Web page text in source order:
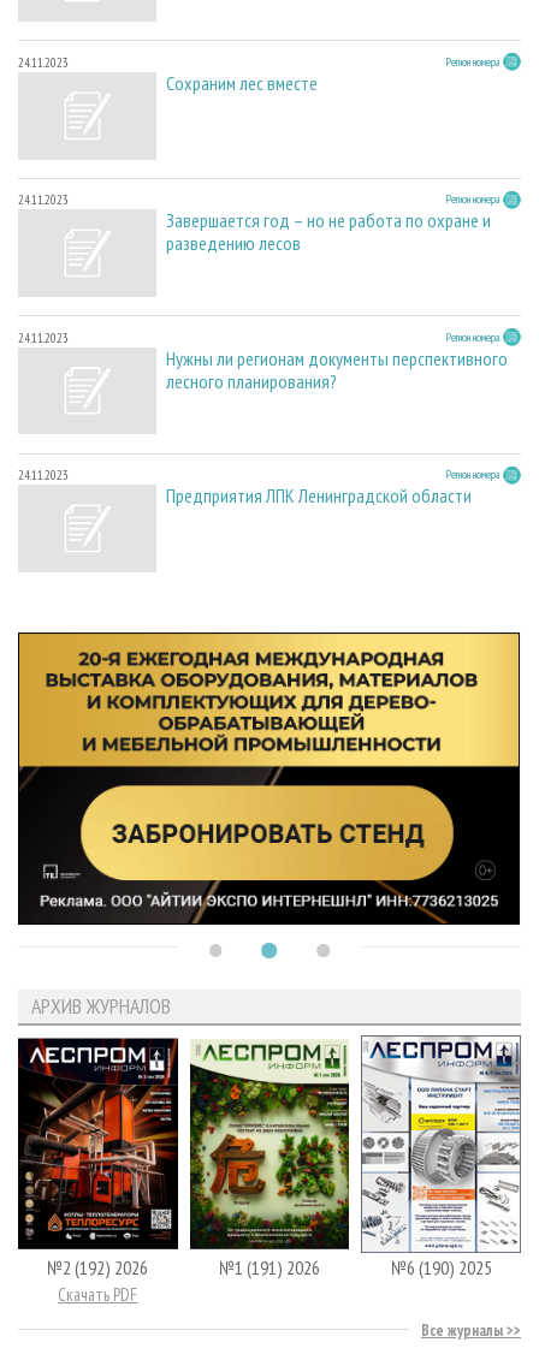
24.11.2023 Регион номера
Сохраним лес вместе
24.11.2023 Регион номера
Завершается год – но не работа по охране и
разведению лесов
24.11.2023 Регион номера
Нужны ли регионам документы перспективного
лесного планирования?
24.11.2023 Регион номера
Предприятия ЛПК Ленинградской области
АРХИВ ЖУРНАЛОВ
№2 (192) 2026
Скачать PDF
№1 (191) 2026 №6 (190) 2025
Все журналы